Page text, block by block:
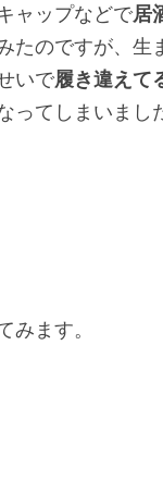
ャップなどで居
たのですが、生
いで履き違えて
ってしまいまし
みます。